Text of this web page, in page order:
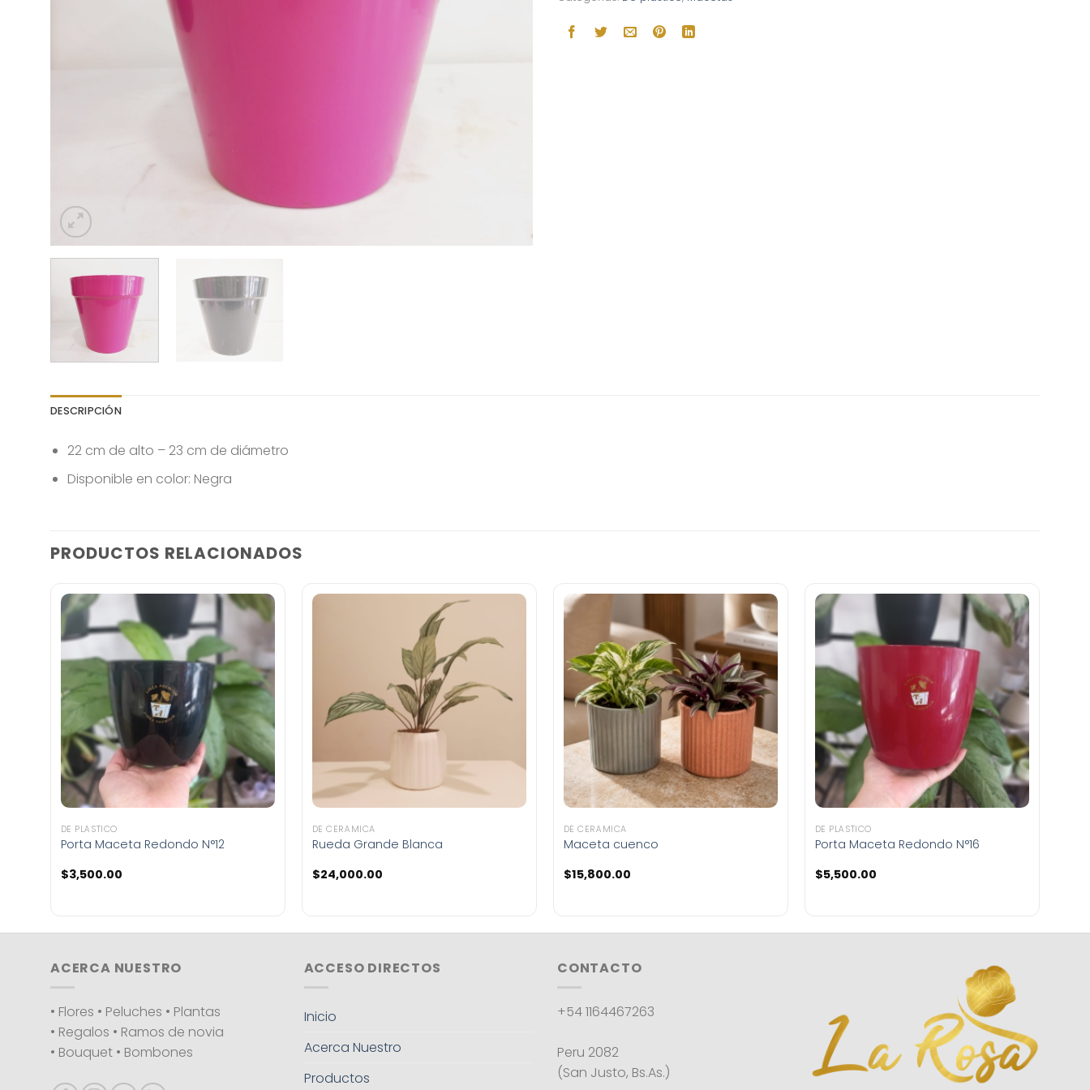
DESCRIPCIÓN
22 cm de alto – 23 cm de diámetro
Disponible en color: Negra
PRODUCTOS RELACIONADOS
DE PLÁSTICO
Porta Maceta Redondo N°12
$3,500.00
DE CERÁMICA
Rueda Grande Blanca
$24,000.00
DE CERÁMICA
Maceta cuenco
$15,800.00
DE PLÁSTICO
Porta Maceta Redondo N°16
$5,500.00
ACERCA NUESTRO
• Flores • Peluches • Plantas
• Regalos • Ramos de novia
• Bouquet • Bombones
ACCESO DIRECTOS
Inicio
Acerca Nuestro
Productos
CONTACTO
+54 1164467263
Peru 2082
(San Justo, Bs.As.)